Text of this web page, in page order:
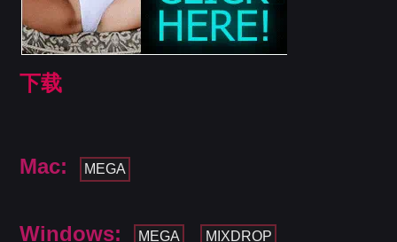
下载
Mac: MEGA
Windows: MEGA MIXDROP